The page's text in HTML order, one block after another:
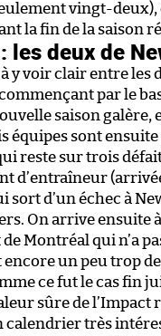
vingt-deux),
la fin de la saison
les deux de
à y voir clair entre
par le
saison
équipes sont
reste sur trois
d’entraîneur
sort d’un échec à
On arrive ensuite
Montréal qui n’a
un peu trop
ce fut le cas fin
sûre de
calendrier très